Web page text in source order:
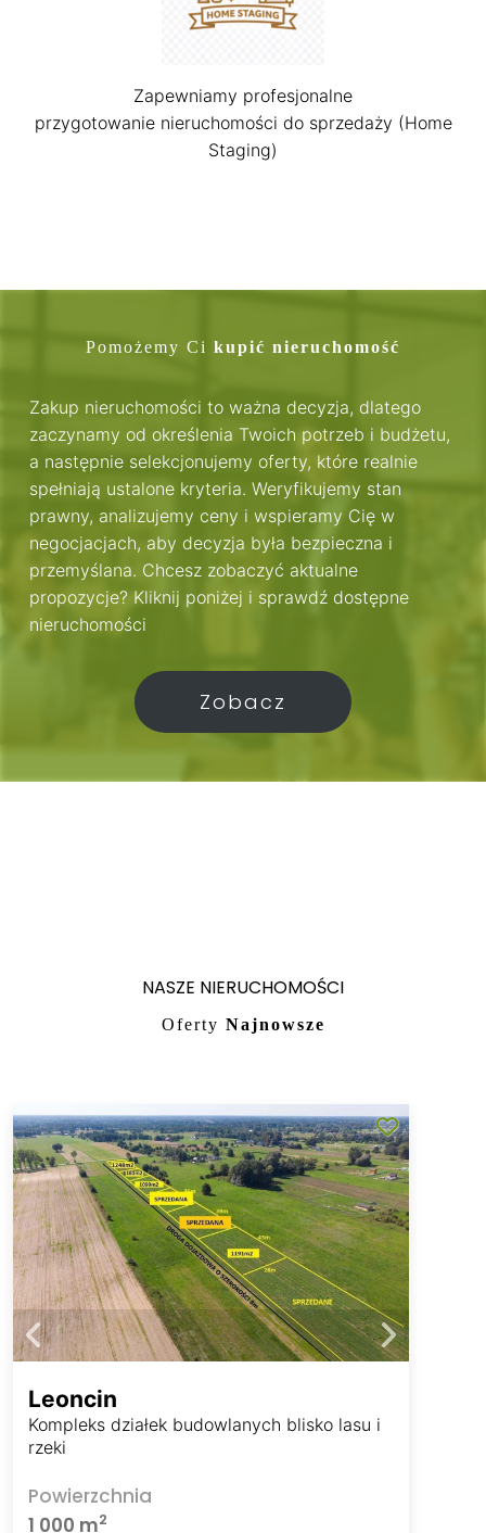
Zapewniamy profesjonalne
przygotowanie nieruchomości do sprzedaży (Home
Staging)
Pomożemy Ci kupić nieruchomość
Zakup nieruchomości to ważna decyzja, dlatego
zaczynamy od określenia Twoich potrzeb i budżetu,
a następnie selekcjonujemy oferty, które realnie
spełniają ustalone kryteria. Weryfikujemy stan
prawny, analizujemy ceny i wspieramy Cię w
negocjacjach, aby decyzja była bezpieczna i
przemyślana. Chcesz zobaczyć aktualne
propozycje? Kliknij poniżej i sprawdź dostępne
nieruchomości
Zobacz
NASZE NIERUCHOMOŚCI
Oferty Najnowsze
Leoncin
Kompleks działek budowlanych blisko lasu i
rzeki
Powierzchnia
1 000 m2